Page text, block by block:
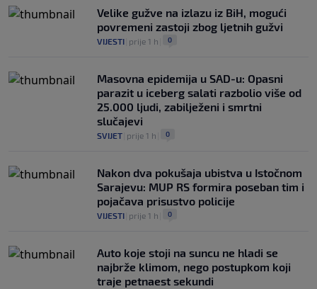
Velike gužve na izlazu iz BiH, mogući
povremeni zastoji zbog ljetnih gužvi
VIJESTI prije 1 h 0
Masovna epidemija u SAD-u: Opasni
parazit u iceberg salati razbolio više od
25.000 ljudi, zabilježeni i smrtni
slučajevi
SVIJET prije 1 h 0
Nakon dva pokušaja ubistva u Istočnom
Sarajevu: MUP RS formira poseban tim i
pojačava prisustvo policije
VIJESTI prije 1 h 0
Auto koje stoji na suncu ne hladi se
najbrže klimom, nego postupkom koji
traje petnaest sekundi